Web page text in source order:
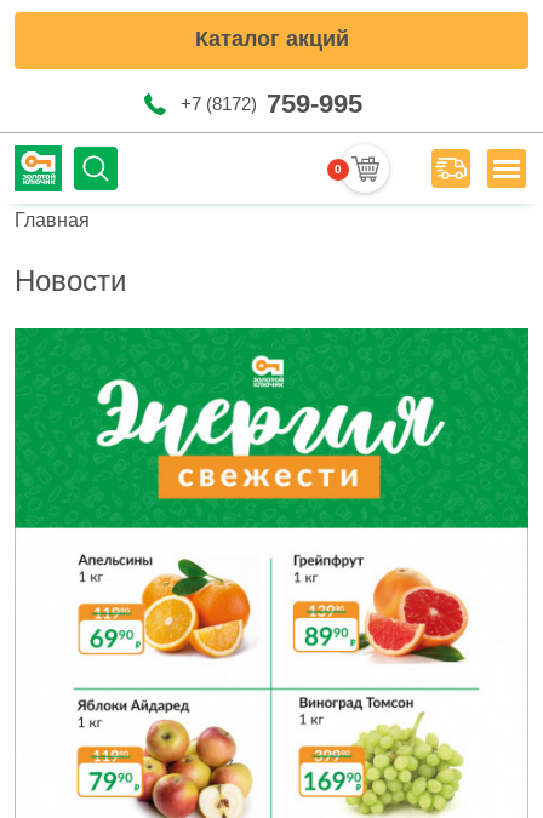
Каталог акций
+7 (8172) 759-995
0 Меню
Строка навигации
Главная
Новости